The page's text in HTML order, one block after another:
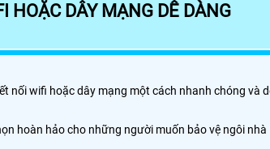
HOẶC DÂY MẠNG DỄ DÀNG
nối wifi hoặc dây mạng một cách nhanh chóng và
hoàn hảo cho những người muốn bảo vệ ngôi nhà